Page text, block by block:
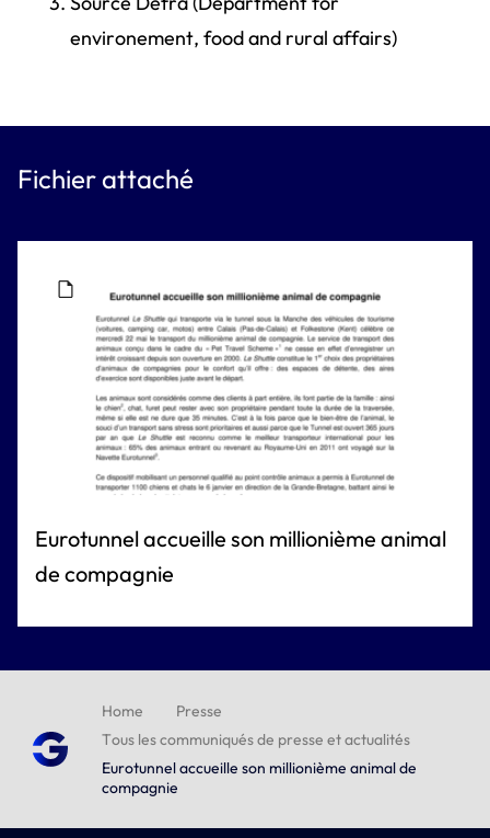
environement, food and rural affairs)
Fichier attaché
Eurotunnel accueille son millionième animal
de compagnie
Home
Presse
Tous les communiqués de presse et actualités
Eurotunnel accueille son millionième animal de
compagnie